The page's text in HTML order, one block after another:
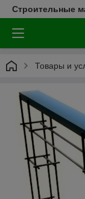
Строительные
Товары и